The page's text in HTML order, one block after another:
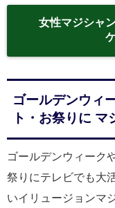
女性マジシャ
ゴールデンウィ
ト・お祭りに マ
ゴールデンウィーク
祭りにテレビでも大
いイリュージョンマ